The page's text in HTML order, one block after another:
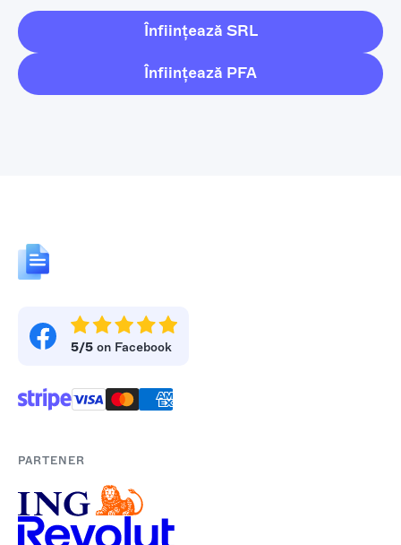
Înființează SRL
Înființează PFA
5/5 on Facebook
PARTENER